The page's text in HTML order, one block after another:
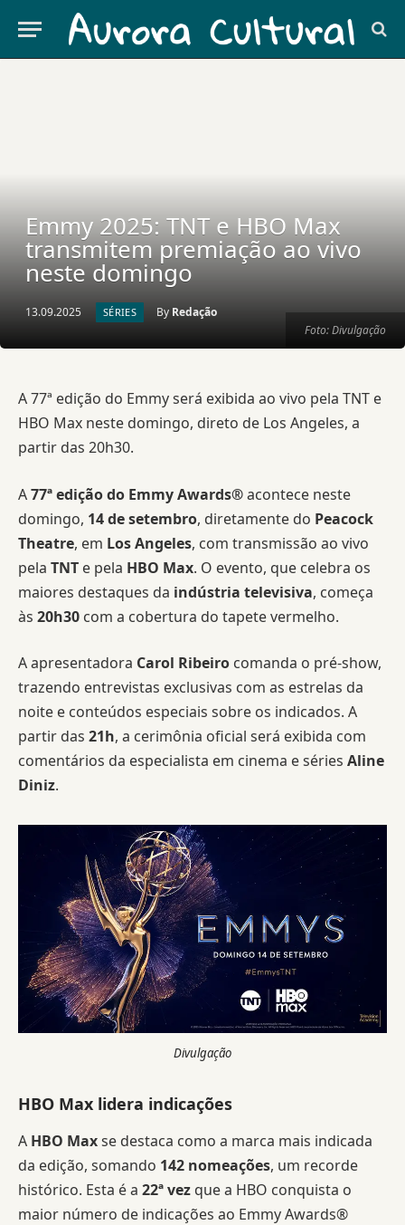
Foto: Divulgação
Emmy 2025: TNT e HBO Max
transmitem premiação ao vivo
neste domingo
13.09.2025 SÉRIES By Redação
A 77ª edição do Emmy será exibida ao vivo pela TNT e
HBO Max neste domingo, direto de Los Angeles, a
partir das 20h30.
A77ª edição do Emmy Awards®acontece neste
domingo, 14 de setembro, diretamente do Peacock
Theatre, em Los Angeles, com transmissão ao vivo
pela TNT e pela HBO Max. O evento, que celebra os
maiores destaques da indústria televisiva, começa
às 20h30 com a cobertura do tapete vermelho.
A apresentadora Carol Ribeiro comanda o pré-show,
trazendo entrevistas exclusivas com as estrelas da
noite e conteúdos especiais sobre os indicados. A
partir das 21h, a cerimônia oficial será exibida com
comentários da especialista em cinema e séries Aline
Diniz.
Divulgação
HBO Max lidera indicações
A HBO Maxse destaca como a marca mais indicada
da edição, somando 142 nomeações, um recorde
histórico. Esta é a 22ª vez que a HBO conquista o
maior número de indicações ao Emmy Awards®